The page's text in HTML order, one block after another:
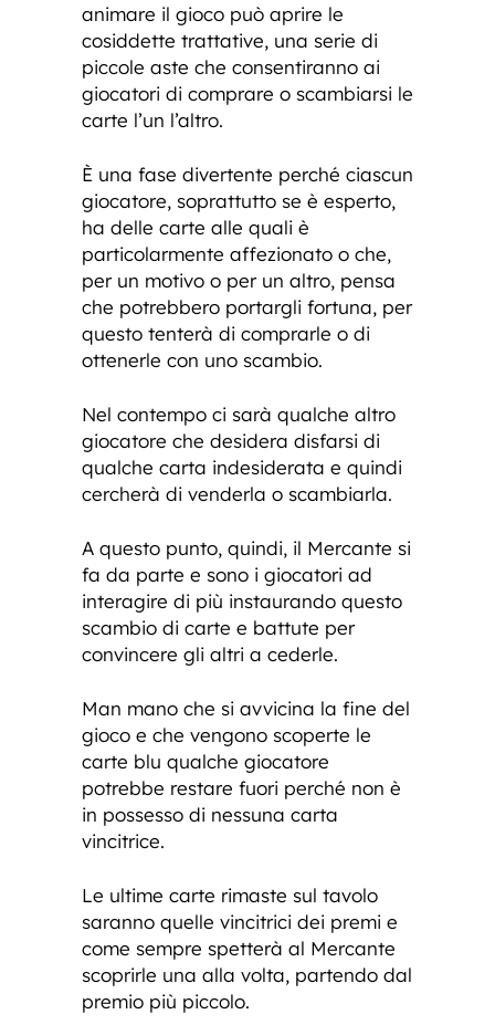
animare il gioco può aprire le
cosiddette trattative, una serie di
piccole aste che consentiranno ai
giocatori di comprare o scambiarsi le
carte l’un l’altro.
È una fase divertente perché ciascun
giocatore, soprattutto se è esperto,
ha delle carte alle quali è
particolarmente affezionato o che,
per un motivo o per un altro, pensa
che potrebbero portargli fortuna, per
questo tenterà di comprarle o di
ottenerle con uno scambio.
Nel contempo ci sarà qualche altro
giocatore che desidera disfarsi di
qualche carta indesiderata e quindi
cercherà di venderla o scambiarla.
A questo punto, quindi, il Mercante si
fa da parte e sono i giocatori ad
interagire di più instaurando questo
scambio di carte e battute per
convincere gli altri a cederle.
Man mano che si avvicina la fine del
gioco e che vengono scoperte le
carte blu qualche giocatore
potrebbe restare fuori perché non è
in possesso di nessuna carta
vincitrice.
Le ultime carte rimaste sul tavolo
saranno quelle vincitrici dei premi e
come sempre spetterà al Mercante
scoprirle una alla volta, partendo dal
premio più piccolo.